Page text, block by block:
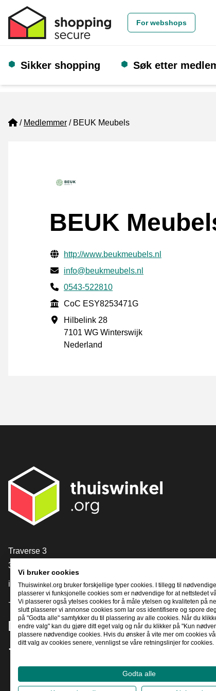
For webshops
Sikker shopping Søk etter
Home
Medlemmer BEUK Meubels
BEUK
Verifisert kontaktinformasjon
Website URL
http://www.beukmeubels.nl
E-post
info@beukmeubels.nl
Phone number
0543-522810
CoC
CoC ESY8253471G
Forretningsadresse
Hilbelink 28
7101 WG Winterswijk
Nederland
[_General:Contact]
Traverse 3
3905 NL Veenendaal
info@thuiswinkel.org
+31 (0)318 64 85 75
[_General:SocialMediaTitle]
Vi bruker cookies
Thuiswinkel.org bruker forskjellige typer cookies. I tillegg til
plasserer vi funksjonelle cookies som er nødvendige for at nettstedet
Vi plasserer også ytelses cookies for å måle ytelsen og kvaliteten på
slutt plasserer vi annonse cookies som lar oss identifisere og spore
på "Godta alle" samtykker du til plassering av alle cookies. Når du
endre valg" kan du gjøre ditt eget valg og når du klikker på "Kun
plassere nødvendige cookies. Hvis du ønsker å vite mer om cookies
ditt valg av cookies senere, vennligst se våre retningslinjer for cookies.
Godta alle